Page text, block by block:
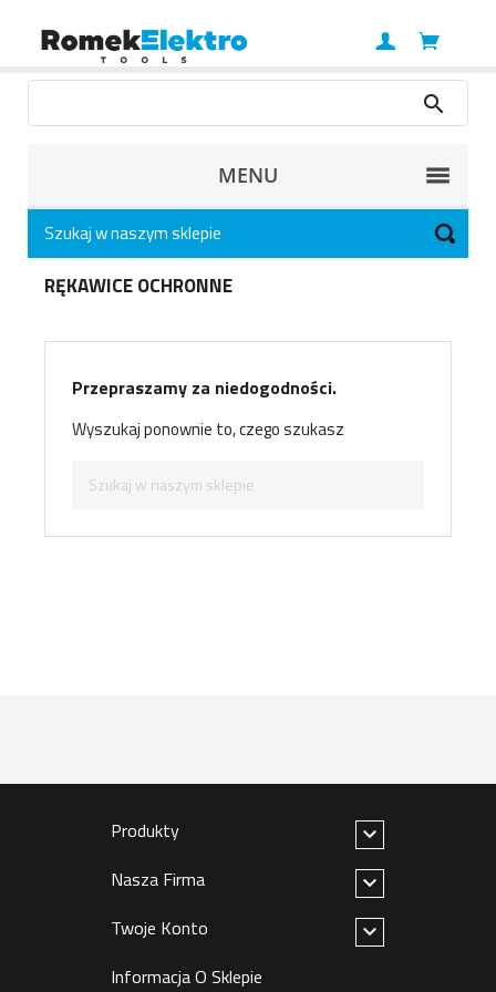
MENU
RĘKAWICE OCHRONNE
Przepraszamy za niedogodności.
Wyszukaj ponownie to, czego szukasz
Produkty

Nasza Firma

Twoje Konto

Informacja O Sklepie